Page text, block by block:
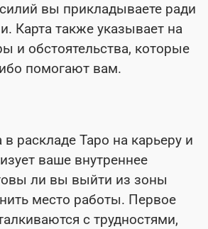
вы прикладываете ради
Карта также указывает на
и обстоятельства, которые
помогают вам.
раскладе Таро на карьеру и
ваше внутреннее
ли вы выйти из зоны
место работы. Первое
с трудностями,